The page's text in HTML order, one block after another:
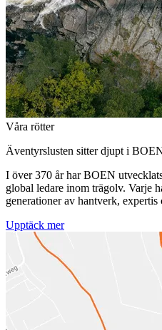
Våra rötter
Äventyrslusten sitter djupt i
I över 370 år har BOEN
global ledare inom trägolv. Varje
generationer av hantverk,
Upptäck mer